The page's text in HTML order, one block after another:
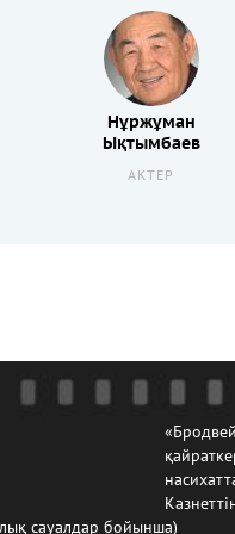
Нұржұман
Ықтымбаев
АКТЕР
сауалдар бойынша)